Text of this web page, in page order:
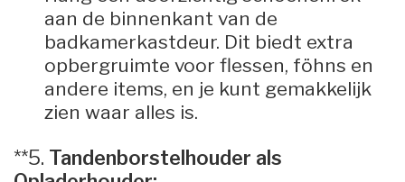
aan de binnenkant van de
badkamerkastdeur. Dit biedt extra
opbergruimte voor flessen, föhns en
andere items, en je kunt gemakkelijk
zien waar alles is.
**5. Tandenborstelhouder als